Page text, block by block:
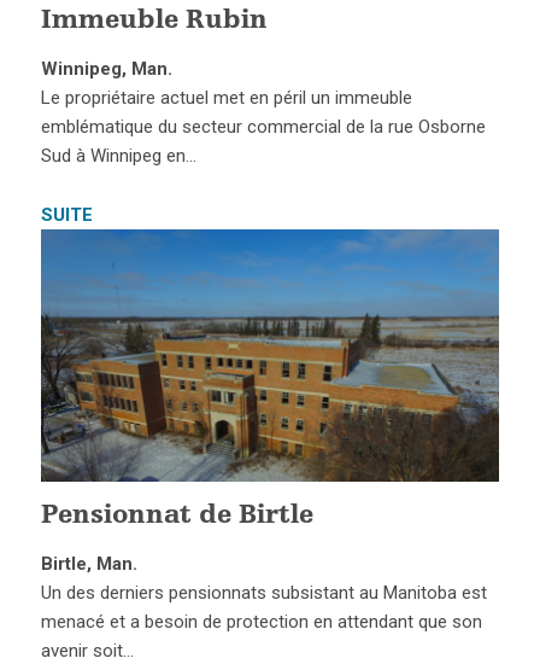
Immeuble Rubin
Winnipeg, Man.
Le propriétaire actuel met en péril un immeuble
emblématique du secteur commercial de la rue Osborne
Sud à Winnipeg en…
SUITE
Pensionnat de Birtle
Birtle, Man.
Un des derniers pensionnats subsistant au Manitoba est
menacé et a besoin de protection en attendant que son
avenir soit…